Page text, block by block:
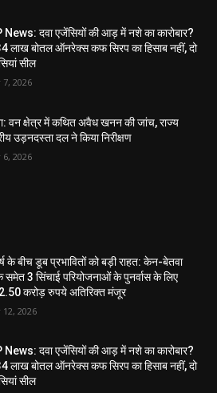
News: दवा एजेंसियों की आड़ में नशे का कारोबार?
लाख बोतल ऑनरेक्स कफ सिरप का हिसाब नहीं, दो
सील
7, 2026
वन क्षेत्र में कथित अवैध खनन की जांच, राज्य
उड़नदस्ता दल ने किया निरीक्षण
6, 2026
के बीच डूब प्रभावितों को बड़ी राहत: केन-बेतवा
समेत 3 सिंचाई परियोजनाओं के पुनर्वास के लिए
करोड़ रुपये अतिरिक्त मंजूर
12, 2026
News: दवा एजेंसियों की आड़ में नशे का कारोबार?
लाख बोतल ऑनरेक्स कफ सिरप का हिसाब नहीं, दो
सील